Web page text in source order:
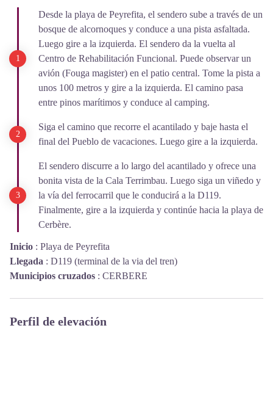
Desde la playa de Peyrefita, el sendero sube a través de un
bosque de alcornoques y conduce a una pista asfaltada.
Luego gire a la izquierda. El sendero da la vuelta al
Centro de Rehabilitación Funcional. Puede observar un
avión (Fouga magister) en el patio central. Tome la pista a
unos 100 metros y gire a la izquierda. El camino pasa
entre pinos marítimos y conduce al camping.
Siga el camino que recorre el acantilado y baje hasta el
final del Pueblo de vacaciones. Luego gire a la izquierda.
El sendero discurre a lo largo del acantilado y ofrece una
bonita vista de la Cala Terrimbau. Luego siga un viñedo y
la vía del ferrocarril que le conducirá a la D119.
Finalmente, gire a la izquierda y continúe hacia la playa de
Cerbère.
Inicio : Playa de Peyrefita
Llegada : D119 (terminal de la via del tren)
Municipios cruzados : CERBERE
Perfil de elevación